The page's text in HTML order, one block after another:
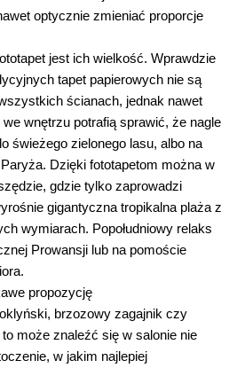
optycznie zmieniać proporcje
jest ich wielkość. Wprawdzie
tapet papierowych nie są
ścianach, jednak nawet
wnętrzu potrafią sprawić, że nagle
świeżego zielonego lasu, albo na
Dzięki fototapetom można w
gdzie tylko zaprowadzi
gigantyczna tropikalna plaża z
wymiarach. Popołudniowy relaks
Prowansji lub na pomoście
propozycję
brzozowy zagajnik czy
może znaleźć się w salonie nie
w jakim najlepiej